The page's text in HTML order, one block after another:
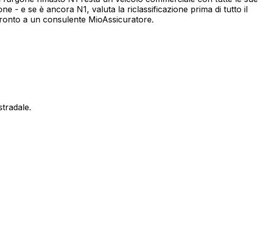
- e se è ancora N1, valuta la riclassificazione prima di tutto il
a un consulente MioAssicuratore.